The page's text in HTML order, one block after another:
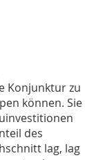
Konjunktur zu
können. Sie
des
lag, lag